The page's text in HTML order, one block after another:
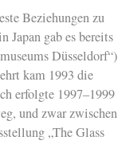
Beziehungen zu
Japan gab es bereits
Düsseldorf“)
kam 1993 die
erfolgte 1997–1999
und zwar zwischen
„The Glass